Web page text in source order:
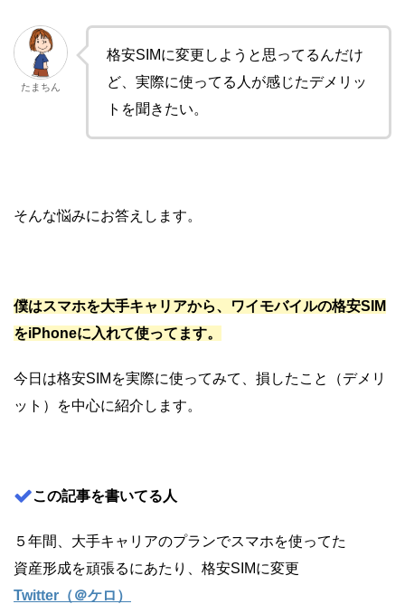
たまちん
格安SIMに変更しようと思ってるんだけ
ど、実際に使ってる人が感じたデメリッ
トを聞きたい。
そんな悩みにお答えします。
僕はスマホを大手キャリアから、ワイモバイルの格安SIM
をiPhoneに入れて使ってます。
今日は格安SIMを実際に使ってみて、損したこと（デメリ
ット）を中心に紹介します。
この記事を書いてる人
５年間、大手キャリアのプランでスマホを使ってた
資産形成を頑張るにあたり、格安SIMに変更
Twitter（＠ケロ）